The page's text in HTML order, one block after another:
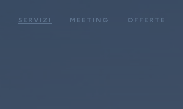
SERVIZI MEETING OFFERTE